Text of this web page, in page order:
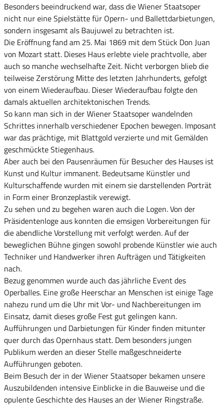
Besonders beeindruckend war, dass die Wiener Staatsoper
nicht nur eine Spielstätte für Opern- und Ballettdarbietungen,
sondern insgesamt als Baujuwel zu betrachten ist.
Die Eröffnung fand am 25. Mai 1869 mit dem Stück Don Juan
von Mozart statt. Dieses Haus erlebte viele prachtvolle, aber
auch so manche wechselhafte Zeit. Nicht verborgen blieb die
teilweise Zerstörung Mitte des letzten Jahrhunderts, gefolgt
von einem Wiederaufbau. Dieser Wiederaufbau folgte den
damals aktuellen architektonischen Trends.
So kann man sich in der Wiener Staatsoper wandelnden
Schrittes innerhalb verschiedener Epochen bewegen. Imposant
war das prächtige, mit Blattgold verzierte und mit Gemälden
geschmückte Stiegenhaus.
Aber auch bei den Pausenräumen für Besucher des Hauses ist
Kunst und Kultur immanent. Bedeutsame Künstler und
Kulturschaffende wurden mit einem sie darstellenden Porträt
in Form einer Bronzeplastik verewigt.
Zu sehen und zu begehen waren auch die Logen. Von der
Präsidentenloge aus konnten die emsigen Vorbereitungen für
die abendliche Vorstellung mit verfolgt werden. Auf der
beweglichen Bühne gingen sowohl probende Künstler wie auch
Techniker und Handwerker ihren Aufträgen und Tätigkeiten
nach.
Bezug genommen wurde auch das jährliche Event des
Operballes. Eine große Heerschar an Menschen ist einige Tage
nahezu rund um die Uhr mit Vor- und Nachbereitungen im
Einsatz, damit dieses große Fest gut gelingen kann.
Aufführungen und Darbietungen für Kinder finden mitunter
quer durch das Opernhaus statt. Dem besonders jungen
Publikum werden an dieser Stelle maßgeschneiderte
Aufführungen geboten.
Beim Besuch der in der Wiener Staatsoper bekamen unsere
Auszubildenden intensive Einblicke in die Bauweise und die
opulente Geschichte des Hauses an der Wiener Ringstraße.